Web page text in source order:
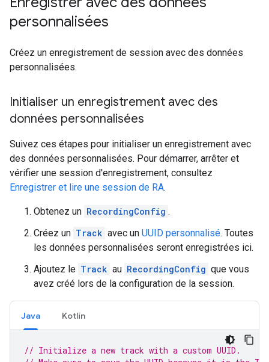
personnalisées
Créez un enregistrement de session avec des données
personnalisées.
Initialiser un enregistrement avec des
données personnalisées
Suivez ces étapes pour initialiser un enregistrement avec
des données personnalisées. Pour démarrer, arrêter et
vérifier une session d'enregistrement, consultez
Enregistrer et lire une session de RA.
Obtenez un RecordingConfig .
Créez un Track avec un UUID personnalisé. Toutes
les données personnalisées seront enregistrées ici.
Ajoutez le Track au RecordingConfig que vous
avez créé lors de la configuration de la session.
Java Kotlin
// Initialize a new track with a custom UUID.